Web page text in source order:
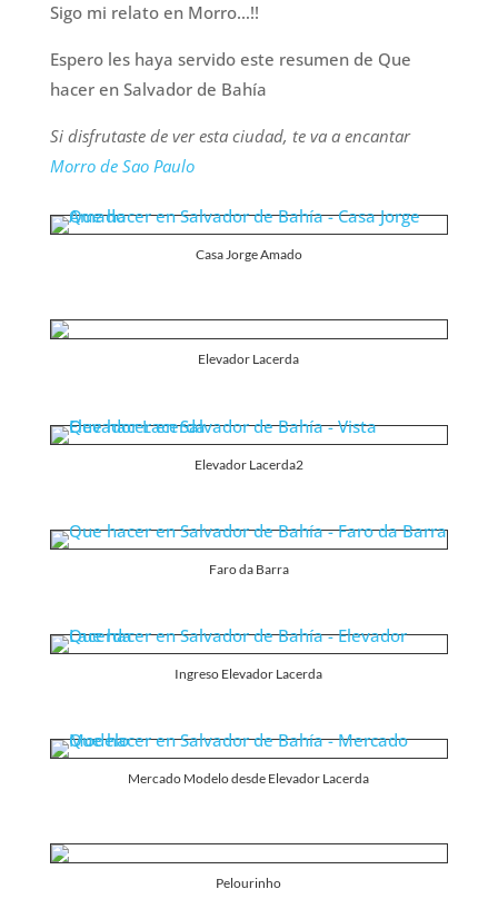
Sigo mi relato en Morro…!!
Espero les haya servido este resumen de Que
hacer en Salvador de Bahía
Si disfrutaste de ver esta ciudad, te va a encantar
Morro de Sao Paulo
Casa Jorge Amado
Elevador Lacerda
Elevador Lacerda2
Faro da Barra
Ingreso Elevador Lacerda
Mercado Modelo desde Elevador Lacerda
Pelourinho